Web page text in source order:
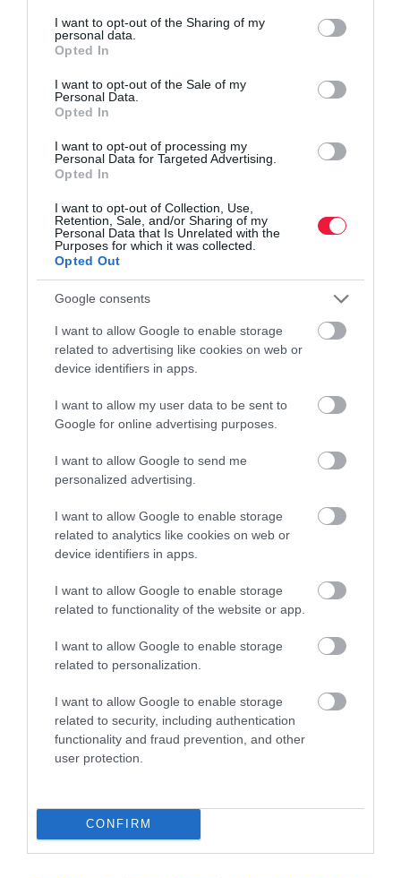
not limited to your visit or usage behaviour. You may click to
grant or deny consent to Google and its third-party tags to
use your data for below specified purposes in below Google
consent section.
I want to opt-out of the Sharing of my
personal data.
Opted In
I want to opt-out of the Sale of my
Personal Data.
Opted In
I want to opt-out of processing my
Personal Data for Targeted Advertising.
Opted In
I want to opt-out of Collection, Use,
Retention, Sale, and/or Sharing of my
Personal Data that Is Unrelated with the
Purposes for which it was collected.
Opted Out
Google consents
I want to allow Google to enable storage
related to advertising like cookies on web or
device identifiers in apps.
I want to allow my user data to be sent to
Google for online advertising purposes.
I want to allow Google to send me
personalized advertising.
I want to allow Google to enable storage
related to analytics like cookies on web or
device identifiers in apps.
I want to allow Google to enable storage
related to functionality of the website or app.
I want to allow Google to enable storage
related to personalization.
I want to allow Google to enable storage
related to security, including authentication
functionality and fraud prevention, and other
user protection.
CONFIRM
KÖZLEKEDÉS
Az e-rollerek sokkal súlyosabb sérüléseket
okozhatnak, mint hinnénk
Az elektromos rollerek kényelmesek és gyorsak, a baleseti adatok
szerint azonban jóval komolyabb sérüléseket is okozhatnak, mint